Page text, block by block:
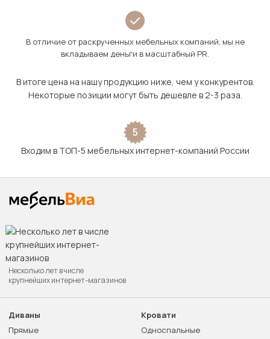
В отличие от раскрученных мебельных компаний, мы не
вкладываем деньги в масштабный PR.
В итоге цена на нашу продукцию ниже, чем у конкурентов.
Некоторые позиции могут быть дешевле в 2-3 раза.
5
Входим в ТОП-5 мебельных интернет-компаний России
Несколько лет в числе
крупнейших интернет-магазинов
Диваны
Прямые
Кровати
Односпальные